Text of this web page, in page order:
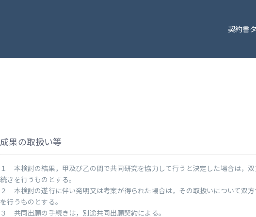
契約書
成果の取扱い等
１ 本検討の結果，甲及び乙の間で共同研究を協力して行うと決定した場合は，
続きを行うものとする。
２ 本検討の遂行に伴い発明又は考案が得られた場合は，その取扱いについて双
を行うものとする。
３ 共同出願の手続きは，別途共同出願契約による。